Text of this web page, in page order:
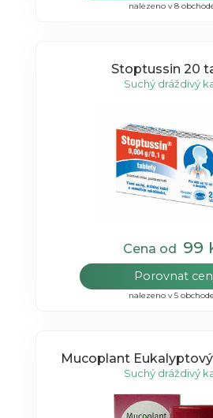
nalezeno v 8
Stoptussin 20
Suchý dráždivý
Cena od 99
Porovnat
nalezeno v 5
Mucoplant
Suchý dráždivý